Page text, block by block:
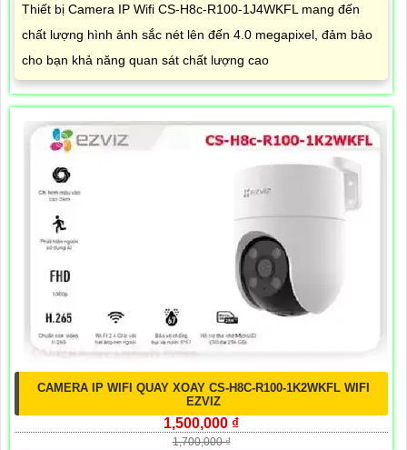
Thiết bị Camera IP Wifi CS-H8c-R100-1J4WKFL mang đến
chất lượng hình ảnh sắc nét lên đến 4.0 megapixel, đảm bảo
cho bạn khả năng quan sát chất lượng cao
CAMERA IP WIFI QUAY XOAY CS-H8C-R100-1K2WKFL WIFI
EZVIZ
1,500,000 ₫
1,700,000 ₫